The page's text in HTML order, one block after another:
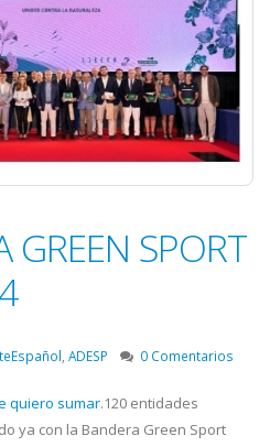
GREEN SPORT
, ADESP 0 Comentarios
quiero sumar.120 entidades
ya con la Bandera Green Sport